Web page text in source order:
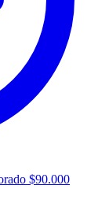
$90.000